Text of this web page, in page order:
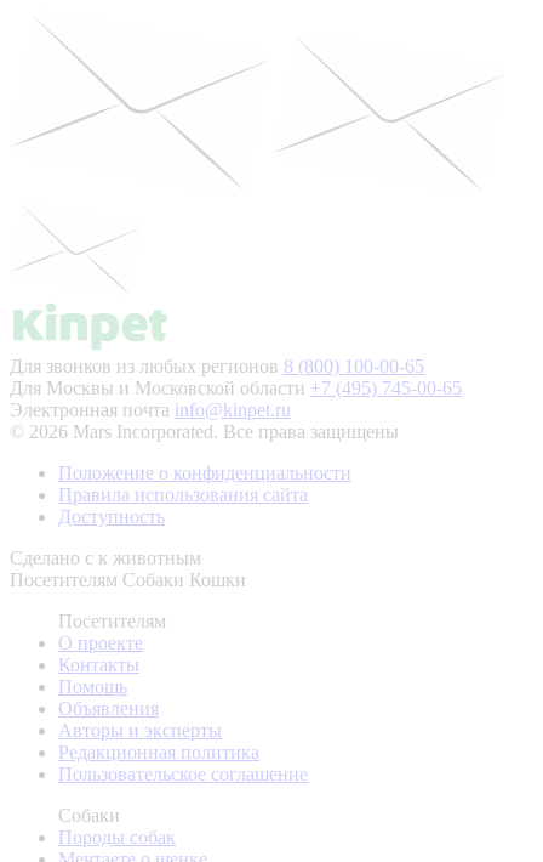
Для звонков из любых регионов 8 (800) 100-00-65
Для Москвы и Московской области +7 (495) 745-00-65
Электронная почта info@kinpet.ru
© 2026 Mars Incorporated. Все права защищены
Положение о конфиденциальности
Правила использования сайта
Доступность
Сделано с к животным
Посетителям Собаки Кошки
Посетителям
О проекте
Контакты
Помощь
Объявления
Авторы и эксперты
Редакционная политика
Пользовательское соглашение
Собаки
Породы собак